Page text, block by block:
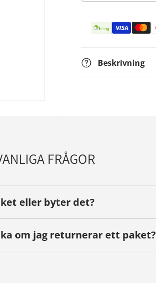
Betalningsmetoder
Beskrivning
FRÅGOR
eller byter det?
om jag returnerar ett paket?